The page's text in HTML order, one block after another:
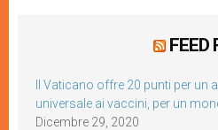
FEED
Il Vaticano offre 20 punti per un
universale ai vaccini, per un
Dicembre 29, 2020